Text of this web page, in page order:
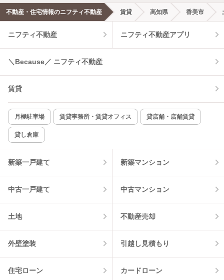
エアコンあり 都市ガス
温水洗浄便座 オートロック
コンロ2口以上
新着のみ インターネット無料
該当件数:
7
不動産・住宅情報のニフティ不動産 賃貸 高知県 香美市
ニフティ不動産 ニフティ不動産アプリ
＼Because／ ニフティ不動産
賃貸
月極駐車場 賃貸事務所・賃貸オフィス 貸店舗・店舗賃貸
貸し倉庫
新築一戸建て 新築マンション
中古一戸建て 中古マンション
土地 不動産売却
外壁塗装 引越し見積もり
住宅ローン カードローン